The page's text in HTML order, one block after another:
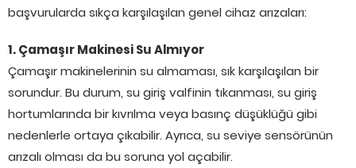
başvurularda sıkça karşılaşılan genel cihaz arızaları:
1. Çamaşır Makinesi Su Almıyor
Çamaşır makinelerinin su almaması, sık karşılaşılan bir
sorundur. Bu durum, su giriş valfinin tıkanması, su giriş
hortumlarında bir kıvrılma veya basınç düşüklüğü gibi
nedenlerle ortaya çıkabilir. Ayrıca, su seviye sensörünün
arızalı olması da bu soruna yol açabilir.